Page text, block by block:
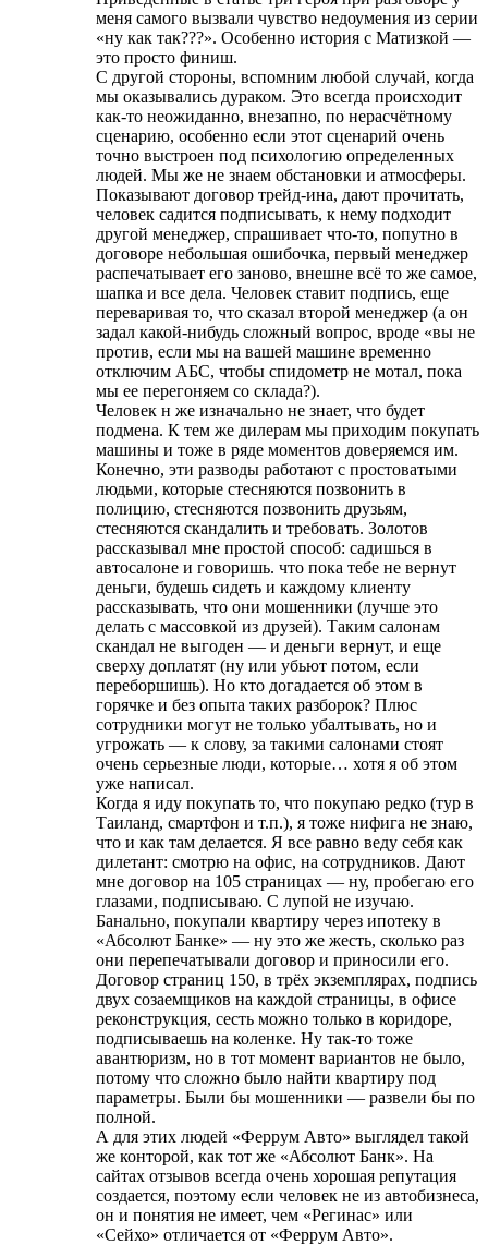
меня самого вызвали чувство недоумения из серии
«ну как так???». Особенно история с Матизкой —
это просто финиш.
С другой стороны, вспомним любой случай, когда
мы оказывались дураком. Это всегда происходит
как-то неожиданно, внезапно, по нерасчётному
сценарию, особенно если этот сценарий очень
точно выстроен под психологию определенных
людей. Мы же не знаем обстановки и атмосферы.
Показывают договор трейд-ина, дают прочитать,
человек садится подписывать, к нему подходит
другой менеджер, спрашивает что-то, попутно в
договоре небольшая ошибочка, первый менеджер
распечатывает его заново, внешне всё то же самое,
шапка и все дела. Человек ставит подпись, еще
переваривая то, что сказал второй менеджер (а он
задал какой-нибудь сложный вопрос, вроде «вы не
против, если мы на вашей машине временно
отключим АБС, чтобы спидометр не мотал, пока
мы ее перегоняем со склада?).
Человек н же изначально не знает, что будет
подмена. К тем же дилерам мы приходим покупать
машины и тоже в ряде моментов доверяемся им.
Конечно, эти разводы работают с простоватыми
людьми, которые стесняются позвонить в
полицию, стесняются позвонить друзьям,
стесняются скандалить и требовать. Золотов
рассказывал мне простой способ: садишься в
автосалоне и говоришь. что пока тебе не вернут
деньги, будешь сидеть и каждому клиенту
рассказывать, что они мошенники (лучше это
делать с массовкой из друзей). Таким салонам
скандал не выгоден — и деньги вернут, и еще
сверху доплатят (ну или убьют потом, если
переборшишь). Но кто догадается об этом в
горячке и без опыта таких разборок? Плюс
сотрудники могут не только убалтывать, но и
угрожать — к слову, за такими салонами стоят
очень серьезные люди, которые… хотя я об этом
уже написал.
Когда я иду покупать то, что покупаю редко (тур в
Таиланд, смартфон и т.п.), я тоже нифига не знаю,
что и как там делается. Я все равно веду себя как
дилетант: смотрю на офис, на сотрудников. Дают
мне договор на 105 страницах — ну, пробегаю его
глазами, подписываю. С лупой не изучаю.
Банально, покупали квартиру через ипотеку в
«Абсолют Банке» — ну это же жесть, сколько раз
они перепечатывали договор и приносили его.
Договор страниц 150, в трёх экземплярах, подпись
двух созаемщиков на каждой страницы, в офисе
реконструкция, сесть можно только в коридоре,
подписываешь на коленке. Ну так-то тоже
авантюризм, но в тот момент вариантов не было,
потому что сложно было найти квартиру под
параметры. Были бы мошенники — развели бы по
полной.
А для этих людей «Феррум Авто» выглядел такой
же конторой, как тот же «Абсолют Банк». На
сайтах отзывов всегда очень хорошая репутация
создается, поэтому если человек не из автобизнеса,
он и понятия не имеет, чем «Регинас» или
«Сейхо» отличается от «Феррум Авто».